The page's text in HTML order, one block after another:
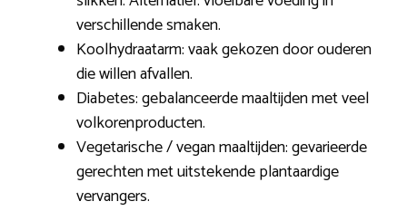
verschillende smaken.
Koolhydraatarm: vaak gekozen door ouderen
die willen afvallen.
Diabetes: gebalanceerde maaltijden met veel
volkorenproducten.
Vegetarische / vegan maaltijden: gevarieerde
gerechten met uitstekende plantaardige
vervangers.